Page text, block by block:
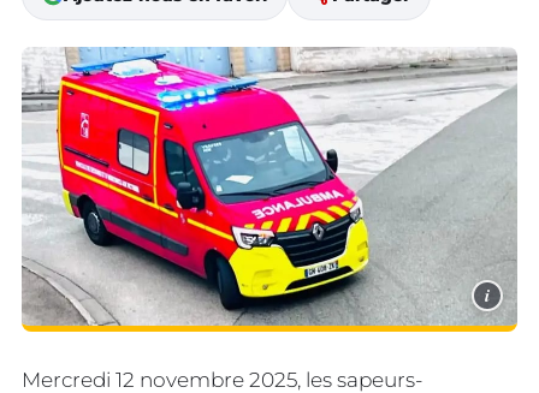
i
Mercredi 12 novembre 2025, les sapeurs-